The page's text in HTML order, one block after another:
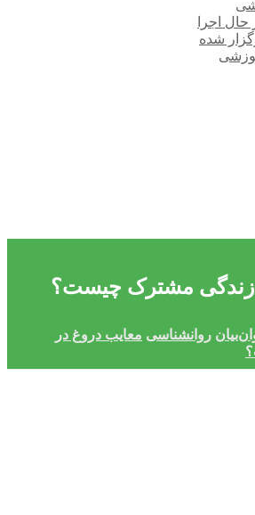
اجرا
شده
زندگی مشترک چیست؟
روانشناسی معایب دروغ در